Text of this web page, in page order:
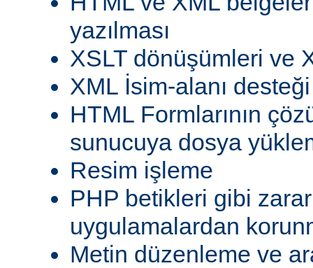
yazılması
XSLT dönüşümleri ve
XML İsim-alanı desteği
HTML Formlarının
sunucuya dosya
Resim işleme
PHP betikleri gibi
uygulamalardan
Metin düzenleme ve